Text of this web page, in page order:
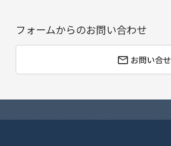
フォームからのお問い合わせ
お問い合せ